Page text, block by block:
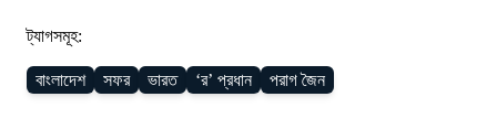
ট্যাগসমূহ:
বাংলাদেশ সফর ভারত ‘র’ প্রধান পরাগ জৈন